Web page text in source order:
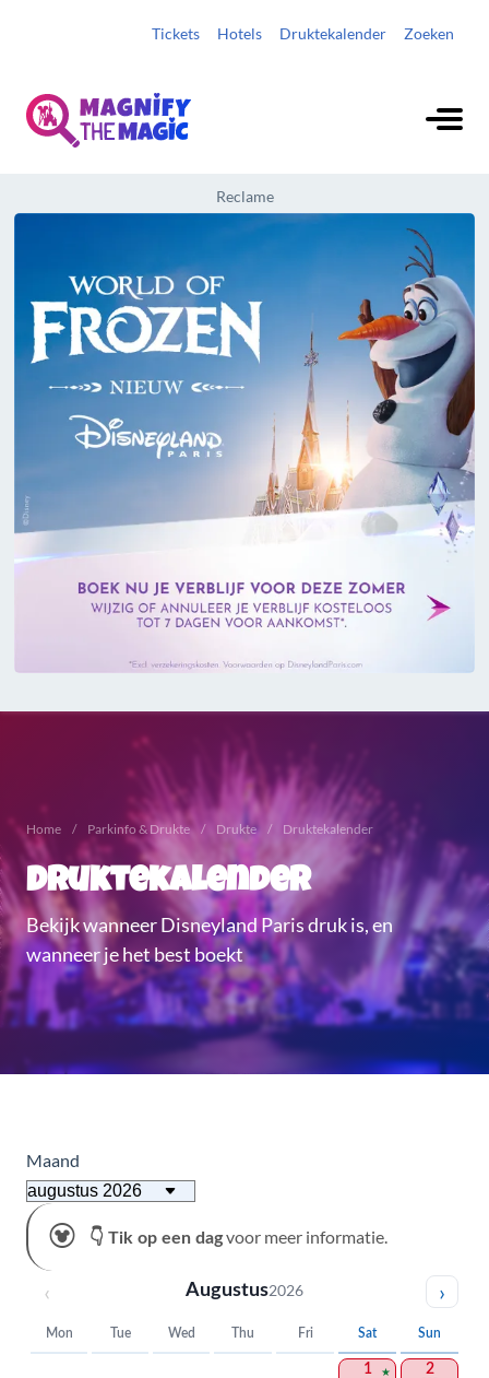
Tickets Hotels Druktekalender Zoeken
Reclame
Home Parkinfo & Drukte Drukte Druktekalender
Druktekalender
Bekijk wanneer Disneyland Paris druk is, en
wanneer je het best boekt
Maand
👇 Tik op een dagvoor meer informatie.
‹ Augustus2026 ›
Mon Tue Wed Thu Fri Sat Sun
1 2